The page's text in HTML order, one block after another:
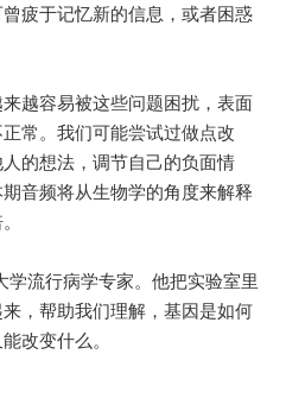
疲于记忆新的信息，或者困惑
越容易被这些问题困扰，表面
常。我们可能尝试过做点改
的想法，调节自己的负面情
音频将从生物学的角度来解释
学流行病学专家。他把实验室里
，帮助我们理解，基因是如何
改变什么。